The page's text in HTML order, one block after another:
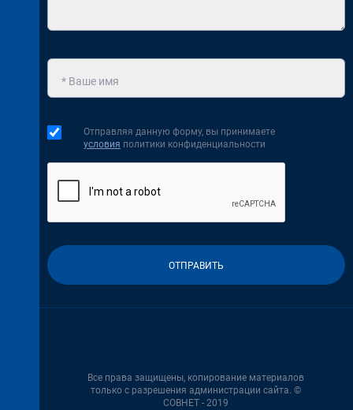
Отправляя данную форму, вы принимаете
условия политики конфиденциальности
Все права защищены, копирование материалов
только с разрешения администрации сайта. ©
СОВНЕТ - 2019